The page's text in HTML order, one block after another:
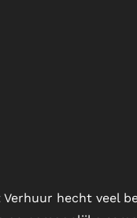
Verhuur hecht veel